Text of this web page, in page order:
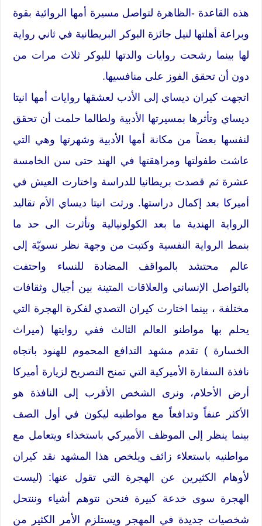
هذه القاعدة -الظاهرة لتواصل مسيرة أمها الروائية بقوة
وبراعة أهلتها لنيل جائزة البوكر البريطانية في ثاني رواية
لها بينما رشحت روايات والدتها للبوكر ثلاث مرات من
دون أن تحقق الفوز على منافسيها.
اتجهت كيران ديساي إلى الأدب لعشقها روايات أمها انيتا
ديساي وتأثرها بمسيرتها الأدبية ولطالما حلمت أن تحقق
لنفسها بعضاً من مكانة أمها الأدبية وشهرتها وهي التي
عاشت طفولتها ومراهقتها في الهند حتى سن الخامسة
عشرة ثم قصدت بريطانيا للدراسة واختارت العيش في
أميركا بعد إكمال دراستها. ورثت انيتا ديساي الأم تقاليد
الرواية الهندية ما بعد الكولونيالية وتأثرت الى حد ما
بنمط الرواية النفسية وكتبت من وجهة نظر نسويّة إلى
عالم محتشد بالمواقف المضادة للنساء واحتفت
بالتواصل الإنساني والعلاقات المتينة بين أجيال وثقافات
مختلفة ، بينما اختارت كيران التصدي لفكرة الهجرة التي
يحلم بها مواطنو العالم الثالث ففي روايتها (ميراث
الخسارة ) تقدم مشهد التدافع المحموم للهنود باتجاه
نافذة السفارة الأميركية التي تمنح التصريح لزيارة أميركا
أرض الأحلام، ونرى الشخص الأقرب إلى النافذة هو
الأكثر عنفاً وتدافعاً مع مواطنيه ليكون في أول الصف
بينما ينظر إلى الموظف الأميركي باستخذاء ويتعامل مع
مواطنيه باستعلاء زائف ويلخص هذا المشهد نقد كيران
لأوهام الكثيرين عن الهجرة التي تقول عنها: (ليست
الهجرة سوى خدعة كبيرة فنحن نتوهم أشياء وننتحل
شخصيات جديدة في المهجر ويستلزم الأمر الكثير من